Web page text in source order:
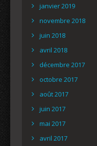
janvier 2019
novembre 2018
juin 2018
avril 2018
décembre 2017
octobre 2017
août 2017
juin 2017
mai 2017
avril 2017